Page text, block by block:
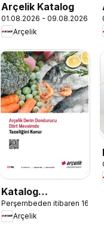
Arçelik Katalog
01.08.2026 - 09.08.2026
Arçelik
Katalog
Dondurucu
Kullanımında Püf
Perşembeden itibaren
Arçelik